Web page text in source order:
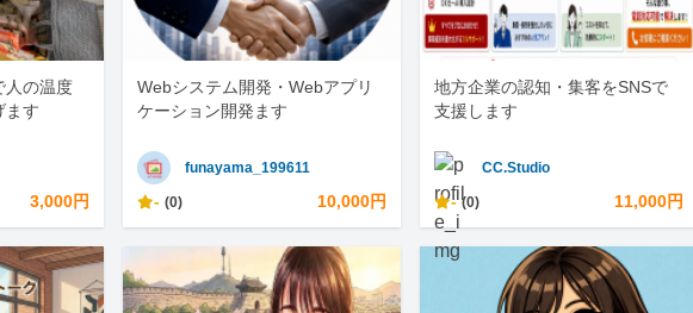
人の温度
ます
3,000円
Webシステム開発・Webアプリ
ケーション開発ます
funayama_199611
- (0) 10,000円
地方企業の認知・集客をSNSで
支援します
CC.Studio
- (0) 11,000円